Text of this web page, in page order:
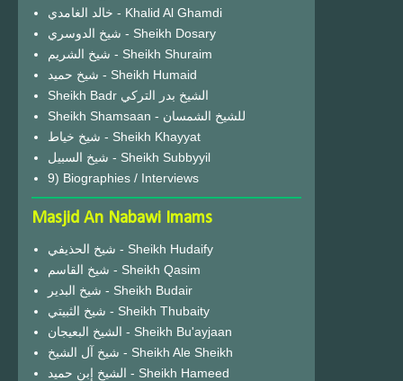
خالد الغامدي - Khalid Al Ghamdi
شيخ الدوسري - Sheikh Dosary
شيخ الشريم - Sheikh Shuraim
شيخ حميد - Sheikh Humaid
Sheikh Badr الشيخ بدر التركي
Sheikh Shamsaan - للشيخ الشمسان
شيخ خياط - Sheikh Khayyat
شيخ السبيل - Sheikh Subbyyil
9) Biographies / Interviews
Masjid An Nabawi Imams
شيخ الحذيفي - Sheikh Hudaify
شيخ القاسم - Sheikh Qasim
شيخ البدير - Sheikh Budair
شيخ الثبيتي - Sheikh Thubaity
الشيخ البعيجان - Sheikh Bu'ayjaan
شيخ آل الشيخ - Sheikh Ale Sheikh
الشيخ إبن حميد - Sheikh Hameed